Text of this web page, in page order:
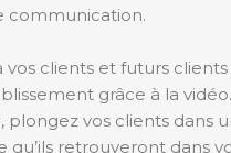
communication.
vos clients et futurs
grâce à la
plongez vos clients dans
qu’ils retrouveront dans